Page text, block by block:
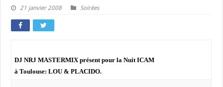
21 janvier 2008 Soirées
DJ NRJ MASTERMIX présent pour la Nuit ICAM
à Toulouse: LOU & PLACIDO.